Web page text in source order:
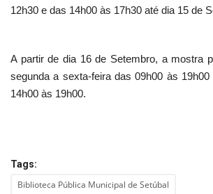
12h30 e das 14h00 às 17h30 até dia 15 de
A partir de dia 16 de Setembro, a mostra
segunda a sexta-feira das 09h00 às
14h00 às 19h00.
Tags:
Biblioteca Pública Municipal de Setúbal